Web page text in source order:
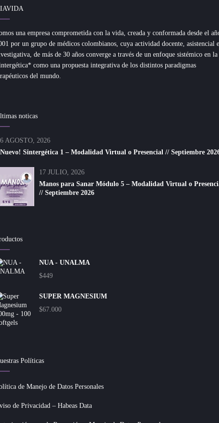
una empresa comprometida con la vida, creada y conformada desde el
por un grupo de médicos colombianos, cuya actividad docente, asistencial e
de más de 30 años converge a través de un enfoque sistémico en la
como una propuesta integrativa de los distintos paradigmas
del mundo.
noticas
6 AGOSTO, 2026
Nuevo! Sintergética 1 – Modalidad Virtual o Presencial // Septiembre
17 JULIO, 2026
Manos para Sanar Módulo 5 – Modalidad Virtual o
// Septiembre 2026
NUA - UNALMA
$449
SUPER MAGNESIUM
$67.000
Políticas
de Manejo de Datos Personales
de Privacidad – Habeas Data